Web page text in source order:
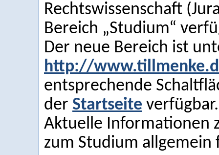
Rechtswissenschaft
Bereich „Studium“
Der neue Bereich ist
http://
entsprechende
der Startseite verfügbar.
Aktuelle Informationen
zum Studium